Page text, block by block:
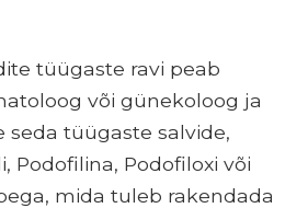
tüügaste ravi peab
või günekoloog ja
seda tüügaste salvide,
Podofilina, Podofiloxi või
mida tuleb rakendada